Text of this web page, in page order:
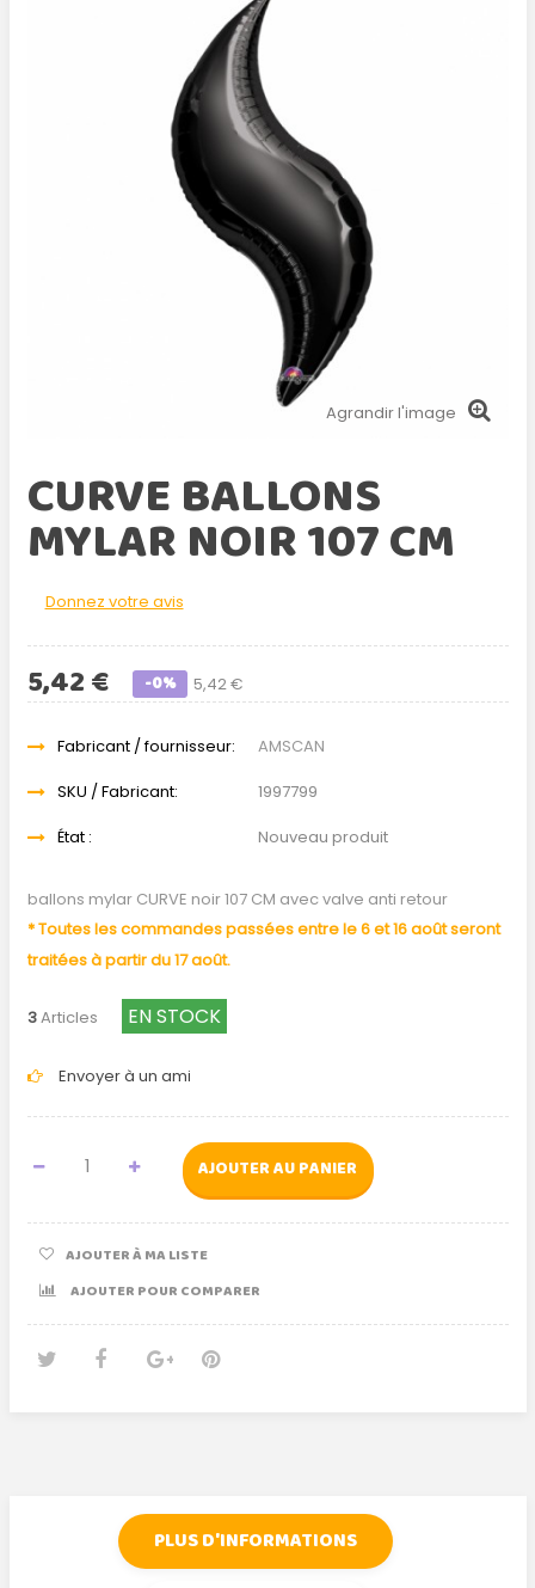
Agrandir l'image
CURVE BALLONS
MYLAR NOIR 107 CM
Donnez votre avis
5,42 €
5,42 € -0%
Fabricant / fournisseur:
AMSCAN
SKU / Fabricant:
1997799
État :
Nouveau produit
ballons mylar CURVE noir 107 CM avec valve anti retour
* Toutes les commandes passées entre le 6 et 16 août seront
traitées à partir du 17 août.
3Articles EN STOCK
Envoyer à un ami
AJOUTER AU PANIER
AJOUTER À MA LISTE
AJOUTER POUR COMPARER
PLUS D'INFORMATIONS